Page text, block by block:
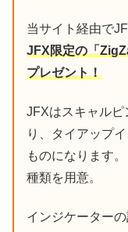
当サイト経由で
JFX限定の「
プレゼント！
JFXはスキャルピ
り、タイアップ
ものになります。
種類を用意。
インジケーター